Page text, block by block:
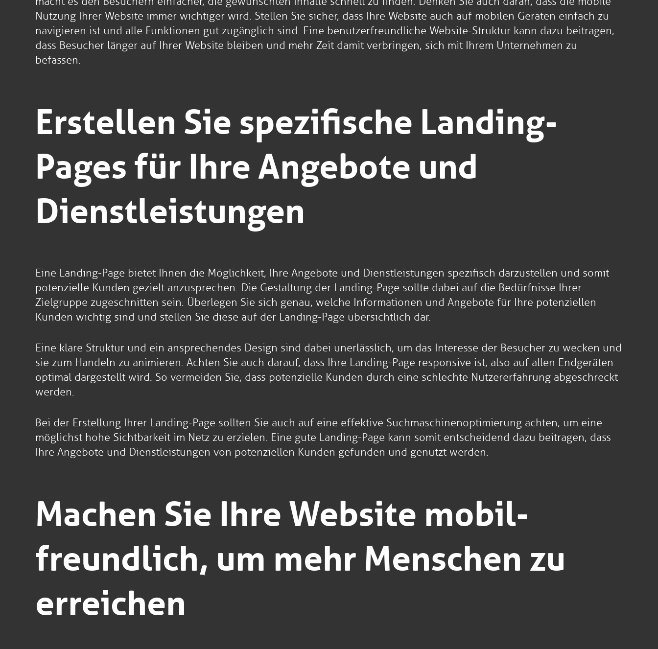
Nutzung Ihrer Website immer wichtiger wird. Stellen Sie sicher, dass Ihre Website auch auf mobilen Geräten einfach zu
navigieren ist und alle Funktionen gut zugänglich sind. Eine benutzerfreundliche Website-Struktur kann dazu beitragen,
dass Besucher länger auf Ihrer Website bleiben und mehr Zeit damit verbringen, sich mit Ihrem Unternehmen zu
befassen.
Erstellen Sie spezifische Landing-
Pages für Ihre Angebote und
Dienstleistungen
Eine Landing-Page bietet Ihnen die Möglichkeit, Ihre Angebote und Dienstleistungen spezifisch darzustellen und somit
potenzielle Kunden gezielt anzusprechen. Die Gestaltung der Landing-Page sollte dabei auf die Bedürfnisse Ihrer
Zielgruppe zugeschnitten sein. Überlegen Sie sich genau, welche Informationen und Angebote für Ihre potenziellen
Kunden wichtig sind und stellen Sie diese auf der Landing-Page übersichtlich dar.
Eine klare Struktur und ein ansprechendes Design sind dabei unerlässlich, um das Interesse der Besucher zu wecken und
sie zum Handeln zu animieren. Achten Sie auch darauf, dass Ihre Landing-Page responsive ist, also auf allen Endgeräten
optimal dargestellt wird. So vermeiden Sie, dass potenzielle Kunden durch eine schlechte Nutzererfahrung abgeschreckt
werden.
Bei der Erstellung Ihrer Landing-Page sollten Sie auch auf eine effektive Suchmaschinenoptimierung achten, um eine
möglichst hohe Sichtbarkeit im Netz zu erzielen. Eine gute Landing-Page kann somit entscheidend dazu beitragen, dass
Ihre Angebote und Dienstleistungen von potenziellen Kunden gefunden und genutzt werden.
Machen Sie Ihre Website mobil-
freundlich, um mehr Menschen zu
erreichen